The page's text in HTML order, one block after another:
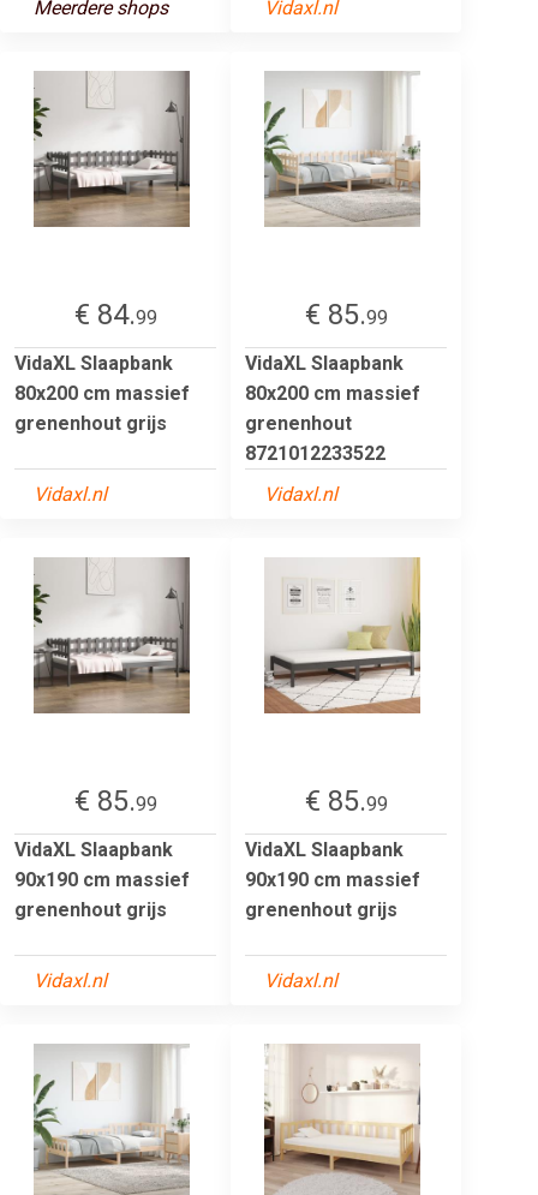
Meerdere shops
Vidaxl.nl
€ 84.99
VidaXL Slaapbank
80x200 cm massief
grenenhout grijs
Vidaxl.nl
€ 85.99
VidaXL Slaapbank
80x200 cm massief
grenenhout
8721012233522
Vidaxl.nl
€ 85.99
VidaXL Slaapbank
90x190 cm massief
grenenhout grijs
Vidaxl.nl
€ 85.99
VidaXL Slaapbank
90x190 cm massief
grenenhout grijs
Vidaxl.nl